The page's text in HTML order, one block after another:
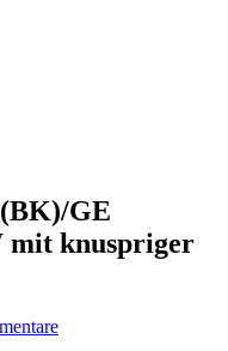
GE
mit knuspriger